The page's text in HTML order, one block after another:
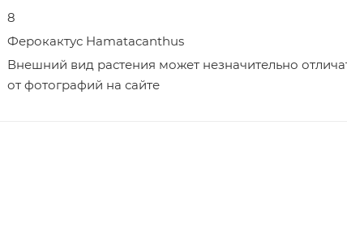
8
Ферокактус Hamatacanthus
Внешний вид растения может незначительно
от фотографий на сайте